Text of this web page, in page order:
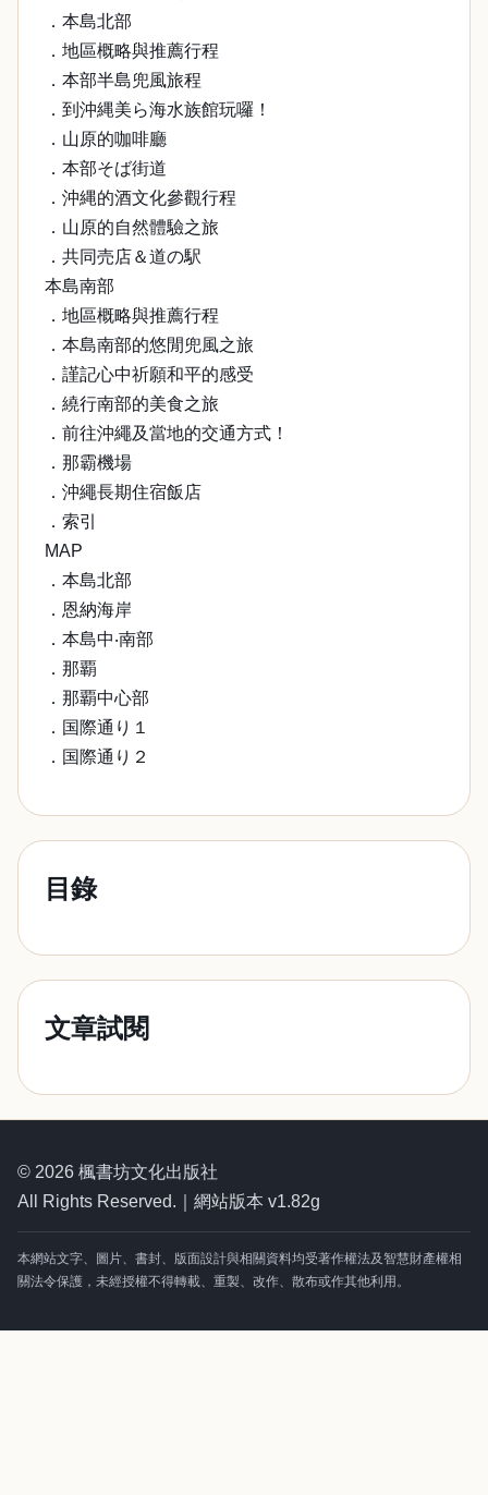
．本島北部
．地區概略與推薦行程
．本部半島兜風旅程
．到沖縄美ら海水族館玩囉！
．山原的咖啡廳
．本部そば街道
．沖縄的酒文化參觀行程
．山原的自然體驗之旅
．共同売店＆道の駅
本島南部
．地區概略與推薦行程
．本島南部的悠閒兜風之旅
．謹記心中祈願和平的感受
．繞行南部的美食之旅
．前往沖繩及當地的交通方式！
．那霸機場
．沖繩長期住宿飯店
．索引
MAP
．本島北部
．恩納海岸
．本島中‧南部
．那覇
．那覇中心部
．国際通り１
．国際通り２
目錄
文章試閱
© 2026 楓書坊文化出版社
All Rights Reserved.｜網站版本 v1.82g
本網站文字、圖片、書封、版面設計與相關資料均受著作權法及智慧財產權相
關法令保護，未經授權不得轉載、重製、改作、散布或作其他利用。